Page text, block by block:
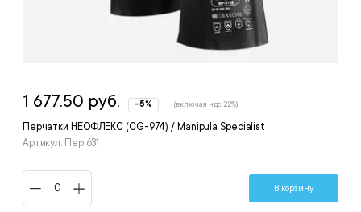
Перчатки НЕОФЛЕКС (CG-974) / Manipula Specialist
Артикул: Пер 631
1 677.50 руб. -5% (включая ндс 22%)
В корзину